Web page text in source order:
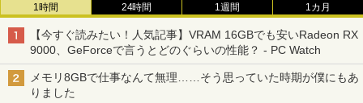
1時間 24時間 1週間 1カ月
【今すぐ読みたい！人気記事】VRAM 16GBでも安いRadeon RX
9000、GeForceで言うとどのぐらいの性能？ - PC Watch
メモリ8GBで仕事なんて無理……そう思っていた時期が僕にもあ
りました